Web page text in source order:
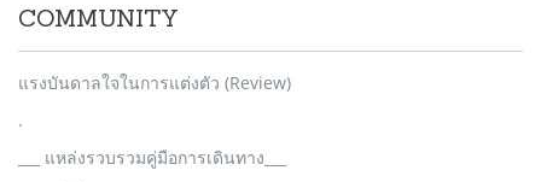
COMMUNITY
แรงบันดาลใจในการแต่งตัว (Review)
.
___ แหล่งรวบรวมคู่มือการเดินทาง___